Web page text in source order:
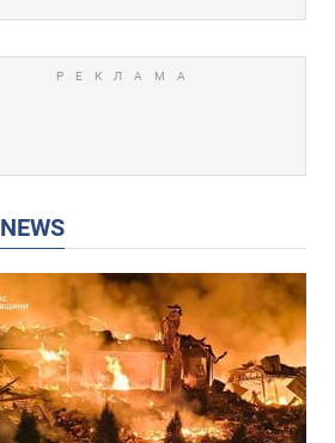
NEWS